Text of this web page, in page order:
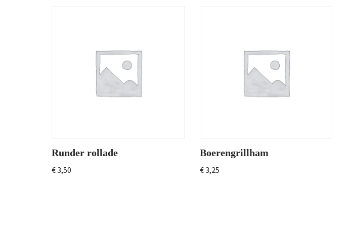
Runder rollade
€3,50
Boerengrillham
€3,25